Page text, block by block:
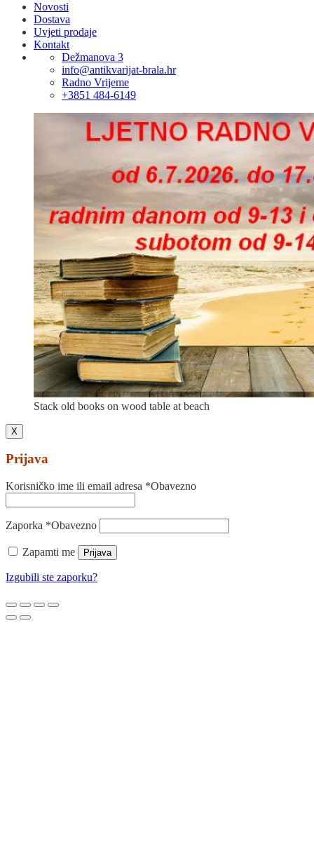
Novosti
Dostava
Uvjeti prodaje
Kontakt
Dežmanova 3
info@antikvarijat-brala.hr
Radno Vrijeme
+3851 484-6149
Stack old books on wood table at beach
X
Prijava
Korisničko ime ili email adresa *Obavezno
Zaporka *Obavezno
Zapamti me Prijava
Izgubili ste zaporku?